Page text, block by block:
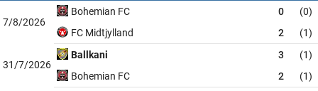
7/8/2026
Bohemian FC 0
(0)
FC Midtjylland
2 (1)
31/7/2026
Ballkani 3
(1)
Bohemian FC
2 (1)